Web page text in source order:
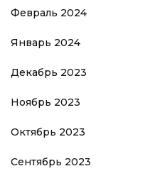
Февраль 2024
Январь 2024
Декабрь 2023
Ноябрь 2023
Октябрь 2023
Сентябрь 2023